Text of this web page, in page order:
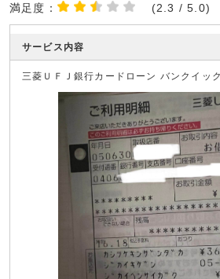
満足度： (2.3 / 5.0)
サービス内容
三菱ＵＦＪ銀行カードローン バンクイック